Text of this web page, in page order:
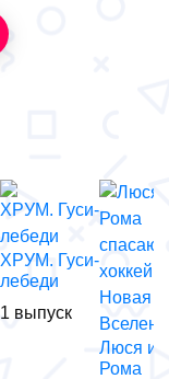
ХРУМ. Гуси-
лебеди
1 выпуск
Люся и
Рома